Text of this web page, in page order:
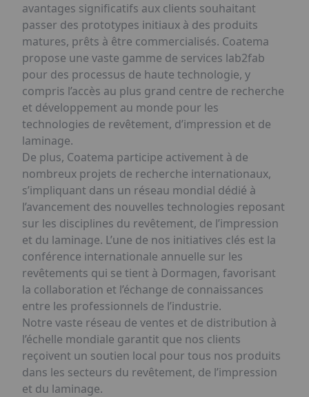
avantages significatifs aux clients souhaitant
passer des prototypes initiaux à des produits
matures, prêts à être commercialisés. Coatema
propose une vaste gamme de services lab2fab
pour des processus de haute technologie, y
compris l’accès au plus grand centre de recherche
et développement au monde pour les
technologies de revêtement, d’impression et de
laminage.
De plus, Coatema participe activement à de
nombreux projets de recherche internationaux,
s’impliquant dans un réseau mondial dédié à
l’avancement des nouvelles technologies reposant
sur les disciplines du revêtement, de l’impression
et du laminage. L’une de nos initiatives clés est la
conférence internationale annuelle sur les
revêtements qui se tient à Dormagen, favorisant
la collaboration et l’échange de connaissances
entre les professionnels de l’industrie.
Notre vaste réseau de ventes et de distribution à
l’échelle mondiale garantit que nos clients
reçoivent un soutien local pour tous nos produits
dans les secteurs du revêtement, de l’impression
et du laminage.